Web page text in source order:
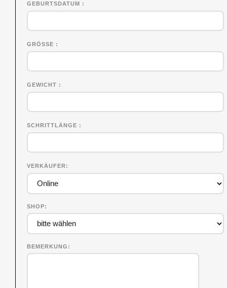
GEBURTSDATUM
GRÖSSE
GEWICHT
SCHRITTLÄNGE
VERKÄUFER
SHOP
BEMERKUNG